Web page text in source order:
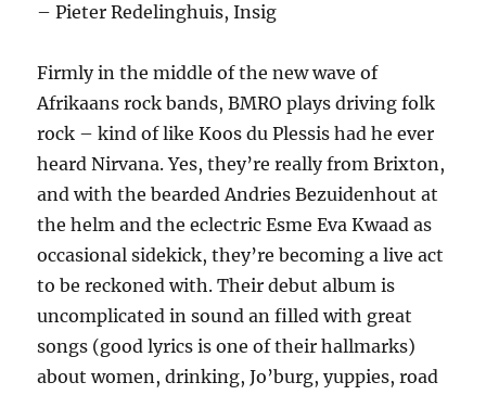
– Pieter Redelinghuis, Insig
Firmly in the middle of the new wave of
Afrikaans rock bands, BMRO plays driving folk
rock – kind of like Koos du Plessis had he ever
heard Nirvana. Yes, they’re really from Brixton,
and with the bearded Andries Bezuidenhout at
the helm and the eclectric Esme Eva Kwaad as
occasional sidekick, they’re becoming a live act
to be reckoned with. Their debut album is
uncomplicated in sound an filled with great
songs (good lyrics is one of their hallmarks)
about women, drinking, Jo’burg, yuppies, road